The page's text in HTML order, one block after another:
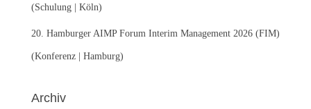
(Schulung | Köln)
20. Hamburger AIMP Forum Interim Management 2026 (FIM)
(Konferenz | Hamburg)
Archiv